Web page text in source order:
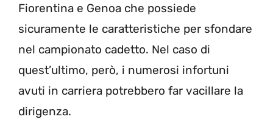
Fiorentina e Genoa che possiede
sicuramente le caratteristiche per sfondare
nel campionato cadetto. Nel caso di
quest’ultimo, però, i numerosi infortuni
avuti in carriera potrebbero far vacillare la
dirigenza.